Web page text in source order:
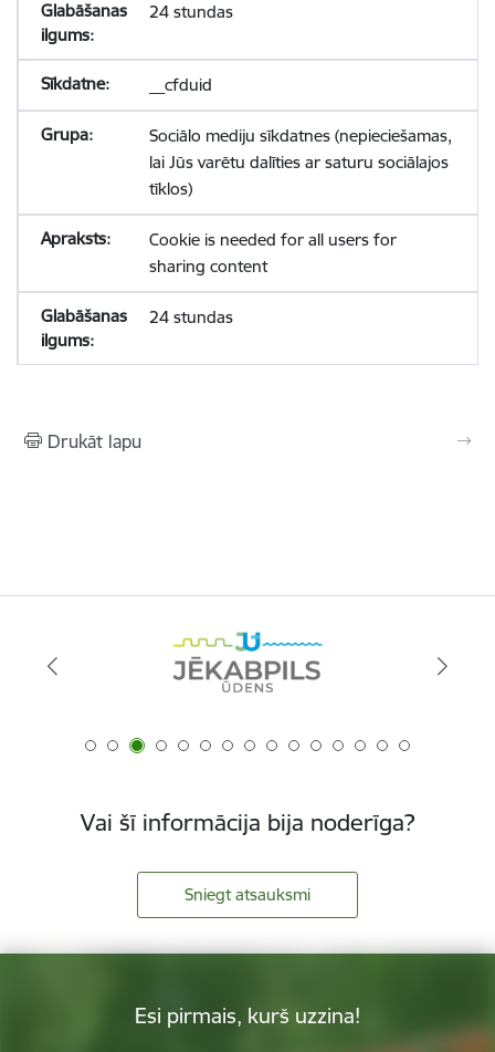
24 stundas
__cfduid
Sociālo mediju sīkdatnes (nepieciešamas,
lai Jūs varētu dalīties ar saturu sociālajos
tīklos)
Cookie is needed for all users for
sharing content
24 stundas
Drukāt lapu
Vai šī informācija bija noderīga?
Sniegt atsauksmi
Esi pirmais, kurš uzzina!